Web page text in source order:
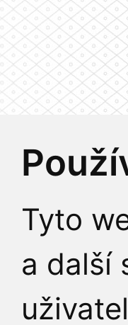
Tyto
a další